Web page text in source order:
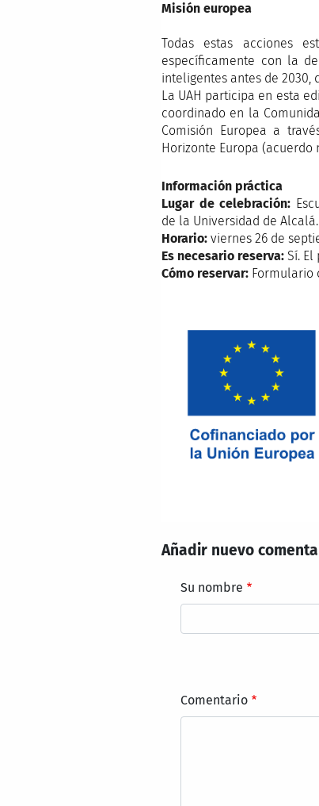
Misión europea
Todas estas acciones
específicamente con la
inteligentes antes de 2030,
La UAH participa en esta
coordinado en la
Comisión Europea a
Horizonte Europa (acuerdo
Información práctica
Lugar de celebración:
de la Universidad de Alcalá.
Horario:viernes 26 de
Es necesario reserva:Sí.
Cómo reservar: Formulario
Añadir nuevo
Su nombre
Comentario